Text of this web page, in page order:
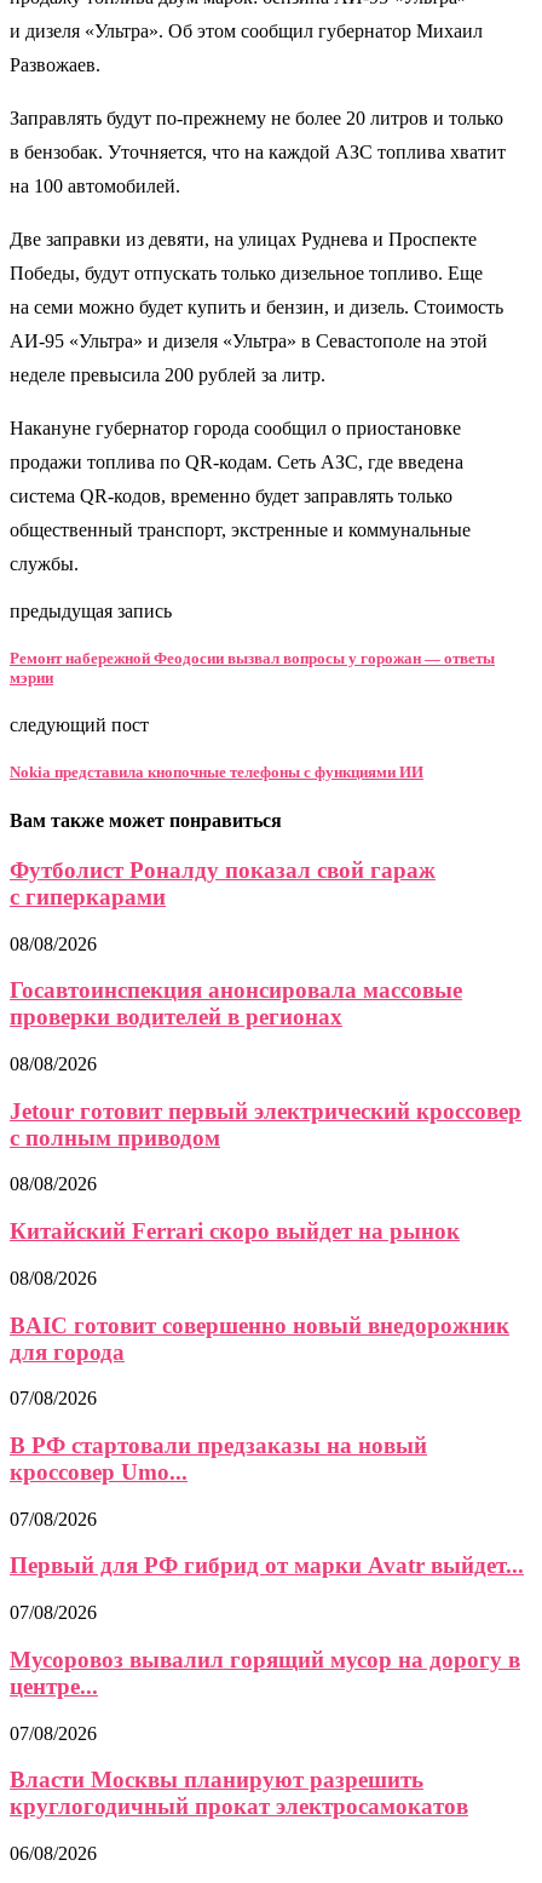
и дизеля «Ультра». Об этом сообщил губернатор Михаил
Развожаев.
Заправлять будут по-прежнему не более 20 литров и только
в бензобак. Уточняется, что на каждой АЗС топлива хватит
на 100 автомобилей.
Две заправки из девяти, на улицах Руднева и Проспекте
Победы, будут отпускать только дизельное топливо. Еще
на семи можно будет купить и бензин, и дизель. Стоимость
АИ-95 «Ультра» и дизеля «Ультра» в Севастополе на этой
неделе превысила 200 рублей за литр.
Накануне губернатор города сообщил о приостановке
продажи топлива по QR-кодам. Сеть АЗС, где введена
система QR-кодов, временно будет заправлять только
общественный транспорт, экстренные и коммунальные
службы.
предыдущая запись
Ремонт набережной Феодосии вызвал вопросы у горожан — ответы
мэрии
следующий пост
Nokia представила кнопочные телефоны с функциями ИИ
Вам также может понравиться
Футболист Роналду показал свой гараж
с гиперкарами
08/08/2026
Госавтоинспекция анонсировала массовые
проверки водителей в регионах
08/08/2026
Jetour готовит первый электрический кроссовер
с полным приводом
08/08/2026
Китайский Ferrari скоро выйдет на рынок
08/08/2026
BAIC готовит совершенно новый внедорожник
для города
07/08/2026
В РФ стартовали предзаказы на новый
кроссовер Umo...
07/08/2026
Первый для РФ гибрид от марки Avatr выйдет...
07/08/2026
Мусоровоз вывалил горящий мусор на дорогу в
центре...
07/08/2026
Власти Москвы планируют разрешить
круглогодичный прокат электросамокатов
06/08/2026